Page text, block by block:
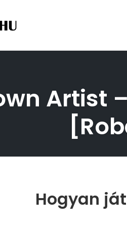
Artist
Hogyan